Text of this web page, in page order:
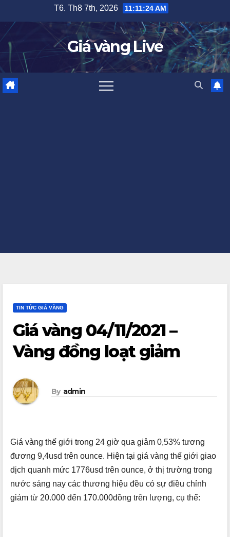
content
T6. Th8 7th, 2026 11:11:25 AM
Giá vàng Live
TIN TỨC GIÁ VÀNG
Giá vàng 04/11/2021 –
Vàng đồng loạt giảm
By admin
Giá vàng thế giới trong 24 giờ qua giảm 0,53% tương
đương 9,4usd trên ounce. Hiện tại giá vàng thế giới giao
dịch quanh mức 1776usd trên ounce, ở thị trường trong
nước sáng nay các thương hiệu đều có sự điều chỉnh
giảm từ 20.000 đến 170.000đồng trên lượng, cụ thể: